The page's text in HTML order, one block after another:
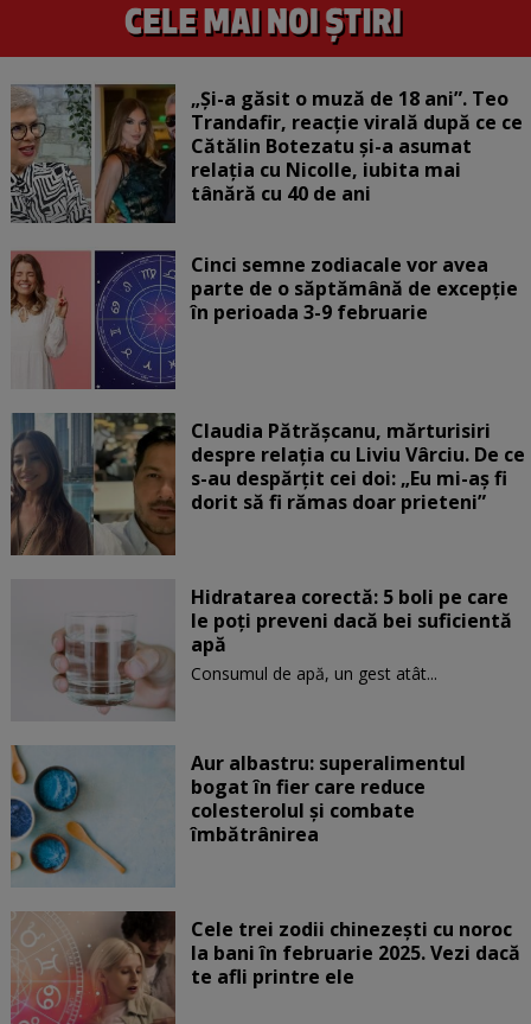
„Și-a găsit o muză de 18 ani”. Teo
Trandafir, reacție virală după ce ce
Cătălin Botezatu și-a asumat
relația cu Nicolle, iubita mai
tânără cu 40 de ani
Cinci semne zodiacale vor avea
parte de o săptămână de excepție
în perioada 3-9 februarie
Claudia Pătrășcanu, mărturisiri
despre relația cu Liviu Vârciu. De ce
s-au despărțit cei doi: „Eu mi-aș fi
dorit să fi rămas doar prieteni”
Hidratarea corectă: 5 boli pe care
le poți preveni dacă bei suficientă
apă
Consumul de apă, un gest atât...
Aur albastru: superalimentul
bogat în fier care reduce
colesterolul și combate
îmbătrânirea
Cele trei zodii chinezești cu noroc
la bani în februarie 2025. Vezi dacă
te afli printre ele